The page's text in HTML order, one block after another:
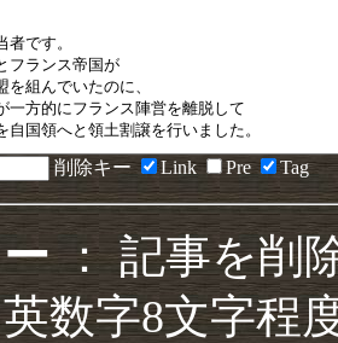
削除キー Link Pre Tag
： 記事を削
数字8文字程